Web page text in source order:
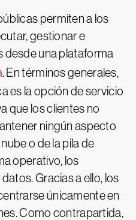
permiten a los
gestionar e
desde una plataforma
. En términos generales,
es la opción de servicio
que los clientes no
ningún aspecto
o de la pila de
operativo, los
Gracias a ello, los
únicamente en
Como contrapartida,